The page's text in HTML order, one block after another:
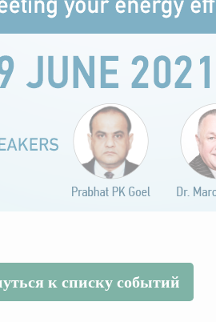
к списку событий